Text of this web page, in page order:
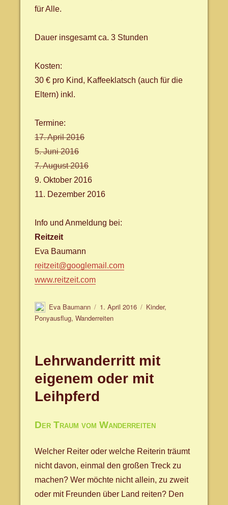
für Alle.
Dauer insgesamt ca. 3 Stunden
Kosten:
30 € pro Kind, Kaffeeklatsch (auch für die
Eltern) inkl.
Termine:
17. April 2016
5. Juni 2016
7. August 2016
9. Oktober 2016
11. Dezember 2016
Info und Anmeldung bei:
Reitzeit
Eva Baumann
reitzeit@googlemail.com
www.reitzeit.com
Autor
Eva Baumann
Veröffentlicht
am
1. April 2016 Schlagwörter
Kinder,
Ponyausflug,Wanderreiten
Lehrwanderritt mit
eigenem oder mit
Leihpferd
Der Traum vom Wanderreiten
Welcher Reiter oder welche Reiterin träumt
nicht davon, einmal den großen Treck zu
machen? Wer möchte nicht allein, zu zweit
oder mit Freunden über Land reiten? Den